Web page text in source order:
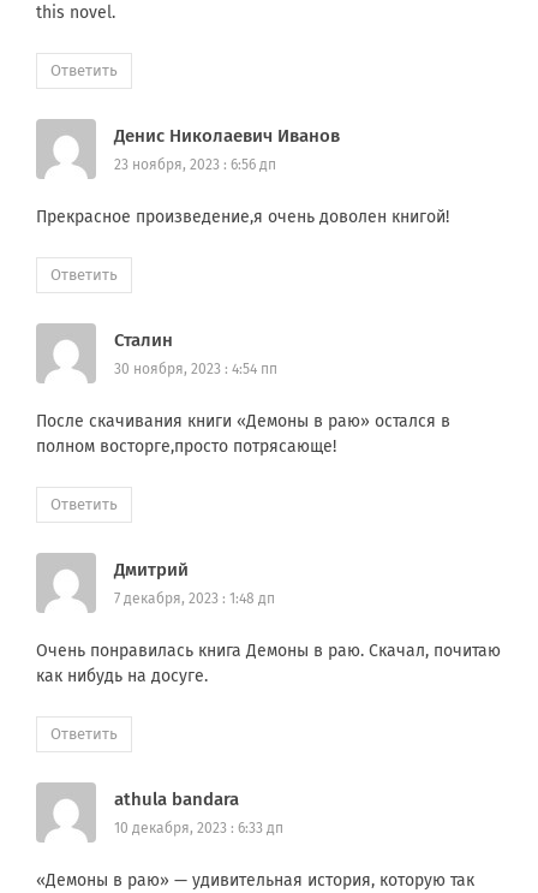
this novel.
Ответить
Денис Николаевич Иванов
23 ноября, 2023 : 6:56 дп
Прекрасное произведение,я очень доволен книгой!
Ответить
Сталин
30 ноября, 2023 : 4:54 пп
После скачивания книги «Демоны в раю» остался в
полном восторге,просто потрясающе!
Ответить
Дмитрий
7 декабря, 2023 : 1:48 дп
Очень понравилась книга Демоны в раю. Скачал, почитаю
как нибудь на досуге.
Ответить
athula bandara
10 декабря, 2023 : 6:33 дп
«Демоны в раю» — удивительная история, которую так